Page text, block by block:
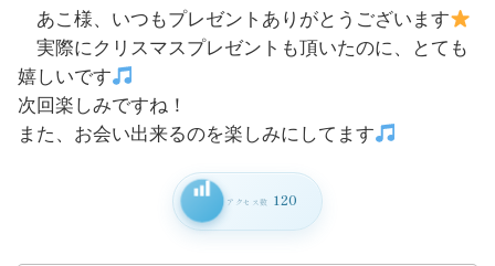
あこ様、いつもプレゼントありがとうございます
実際にクリスマスプレゼントも頂いたのに、とても
嬉しいです
次回楽しみですね！
また、お会い出来るのを楽しみにしてます
アクセス数 120